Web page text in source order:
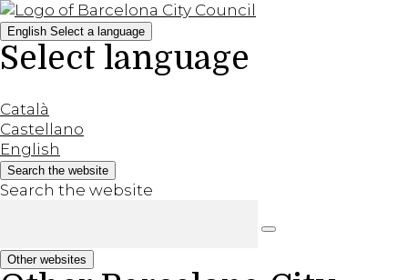
English Select a language
Select language
Català
Castellano
English
Search the website
Search the website
Other websites